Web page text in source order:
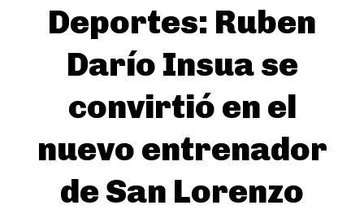
Deportes: Ruben
Darío Insua se
convirtió en el
nuevo entrenador
de San Lorenzo